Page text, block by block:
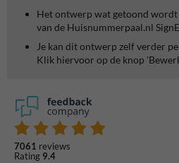
Het ontwerp wat getoond wordt
van de Huisnummerpaal.nl
Je kan dit ontwerp zelf verder
Klik hiervoor op de knop
7061 reviews
Rating 9.4